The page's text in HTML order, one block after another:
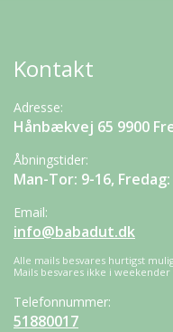
Kontakt
Adresse:
Hånbækvej 65 9900
Åbningstider:
Man-Tor: 9-16,
Email:
info@babadut.dk
Alle mails besvares hurtigst
Mails besvares ikke i
Telefonnummer:
51880017